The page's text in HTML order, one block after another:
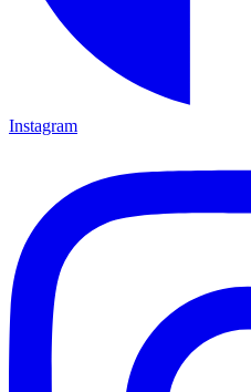
Instagram